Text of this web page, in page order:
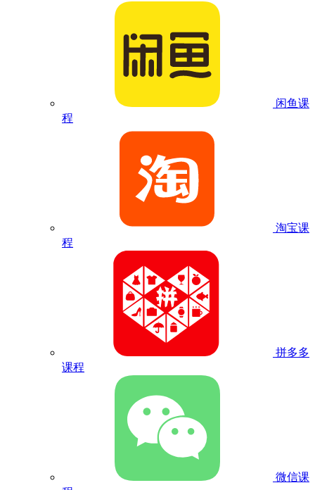
闲鱼课
程
淘宝课
程
拼多多
课程
微信课